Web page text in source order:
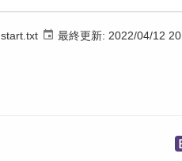
最終更新: 2022/04/12